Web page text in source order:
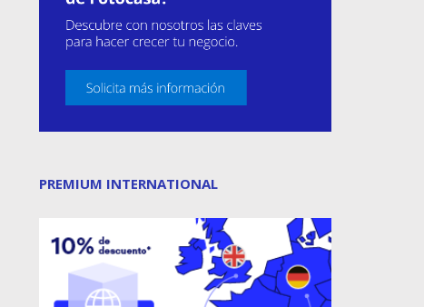
PREMIUM INTERNATIONAL